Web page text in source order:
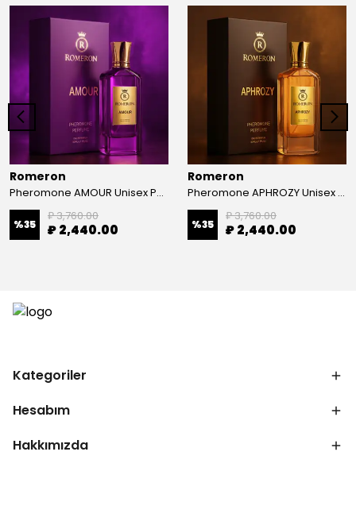
Romeron
Pheromone AMOUR Unisex Parfüm 50ml
%35
₽ 3,760.00
₽ 2,440.00
Romeron
Pheromone APHROZY Unisex Parfüm 50ml
%35
₽ 3,760.00
₽ 2,440.00
Kategoriler
Hesabım
Hakkımızda